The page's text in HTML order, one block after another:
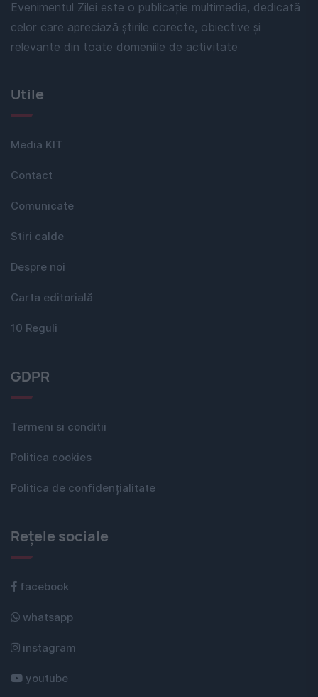
Evenimentul Zilei este o publicație multimedia, dedicată
celor care apreciază știrile corecte, obiective și
relevante din toate domeniile de activitate
Utile
Media KIT
Contact
Comunicate
Stiri calde
Despre noi
Carta editorială
10 Reguli
GDPR
Termeni si conditii
Politica cookies
Politica de confidențialitate
Rețele sociale
facebook
whatsapp
instagram
youtube